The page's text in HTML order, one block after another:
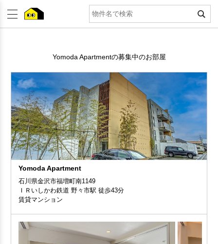
Yomoda Apartmentの募集中のお部屋
Yomoda Apartment
石川県金沢市福増町南1149
ＩＲいしかわ鉄道 野々市駅 徒歩43分
賃貸マンション